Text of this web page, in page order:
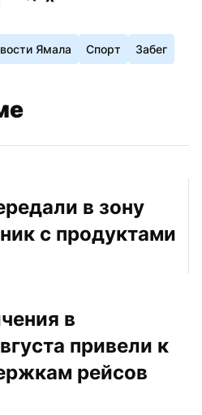
Ямала Спорт Забег
в зону
с продуктами
в
привели к
рейсов